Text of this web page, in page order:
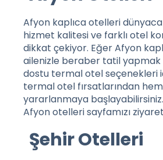
Afyon kaplıca otelleri dünyaca
hizmet kalitesi ve farklı otel
dikkat çekiyor. Eğer Afyon
ailenizle beraber tatil yapmak
dostu termal otel seçenekleri
termal otel fırsatlarından
yararlanmaya
Afyon otellerisayfamızı
Şehir Otelleri